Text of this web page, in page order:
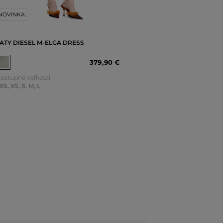
DIESEL M-ELGA DRESS
379,90 €
veľkosti:
, XS, S, M, L